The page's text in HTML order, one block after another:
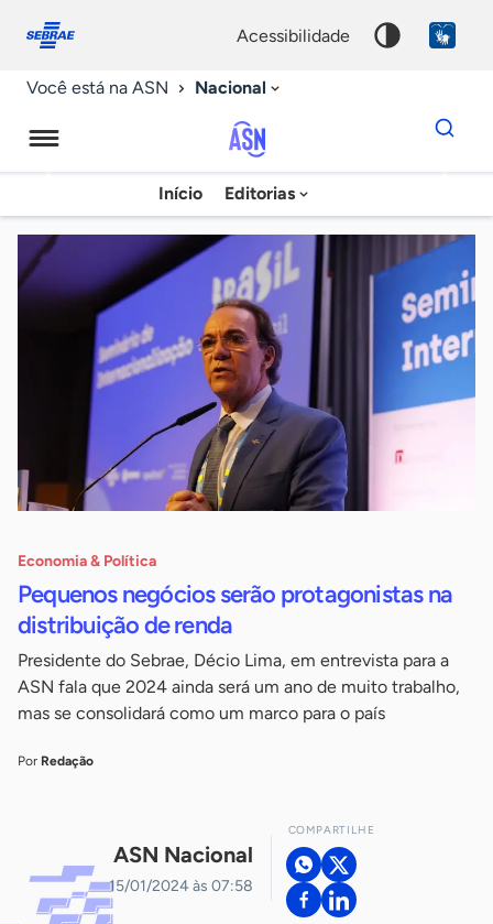
conosco
acessibilidade
Você está na ASN Nacional
Agência
Sebrae
de
Notícias
Início Editorias
Dados
para
chave
Economia & Política
Pequenos negócios serão protagonistas na
distribuição de renda
Presidente do Sebrae, Décio Lima, em entrevista para a
ASN fala que 2024 ainda será um ano de muito trabalho,
mas se consolidará como um marco para o país
Por Redação
ASN Nacional
15/01/2024 às 07:58
COMPARTILHE